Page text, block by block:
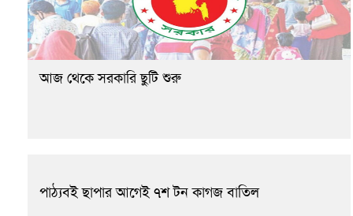
আজ থেকে সরকারি ছুটি শুরু
পাঠ্যবই ছাপার আগেই ৭শ টন কাগজ বাতিল